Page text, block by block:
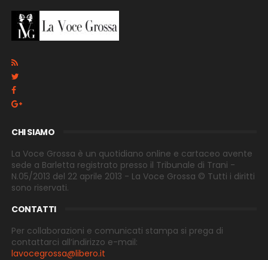
CHI SIAMO
La Voce Grossa è un quotidiano online e cartaceo avente
sede a Barletta registrato presso il Tribunale di Trani -
N.05/2013 del 22 aprile 2013 - La Voce Grossa © Tutti i diritti
sono riservati.
CONTATTI
Per collaborazioni e comunicati stampa si prega di
contattarci all’indirizzo e-mail:
lavocegrossa@libero.it